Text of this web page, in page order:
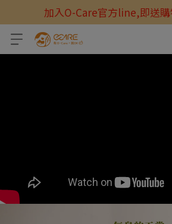
加入O-Care官方line,即送購